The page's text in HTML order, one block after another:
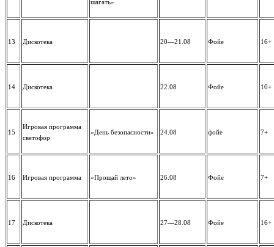
шагать»
13 Дискотека 20—21.08 Фойе 16+
14 Дискотека 22.08 Фойе 10+
15
Игровая программа
светофор
«День безопасности» 24.08 фойе 7+
16 Игровая программа «Прощай лето» 26.08 Фойе 7+
17 Дискотека 27—28.08 Фойе 16+